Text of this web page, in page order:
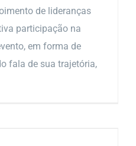
de lideranças
participação na
em forma de
fala de sua trajetória,